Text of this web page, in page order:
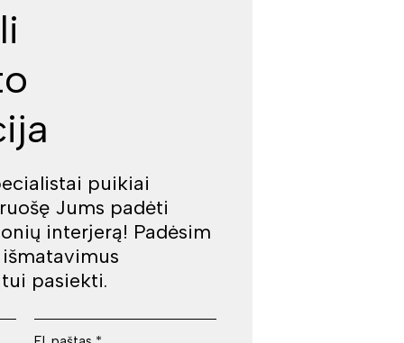
puikiai
Jums padėti
interjerą! Padėsim
pasiekti.